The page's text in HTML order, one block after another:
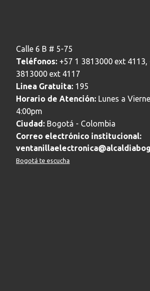
Calle 6 B # 5-75
Teléfonos: +57 1 3813000 ext 4113,
3813000 ext 4117
Linea Gratuita: 195
Horario de Atención: Lunes a
4:00pm
Ciudad: Bogotá - Colombia
Correo electrónico institucional:
Bogotá te escucha